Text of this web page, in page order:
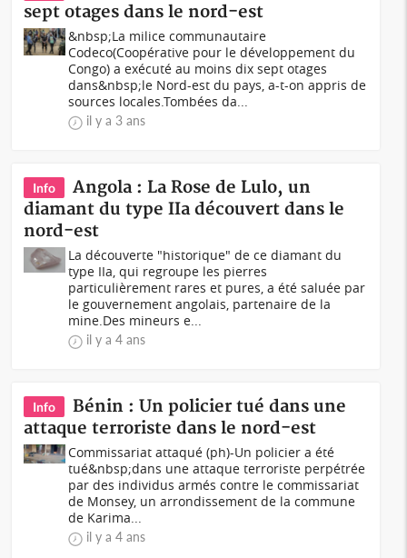
sept otages dans le nord-est
&nbsp;La milice communautaire
Codeco(Coopérative pour le développement du
Congo) a exécuté au moins dix sept otages
dans&nbsp;le Nord-est du pays, a-t-on appris de
sources locales.Tombées da...
il y a 3 ans
Info
Angola : La Rose de Lulo, un
diamant du type IIa découvert dans le
nord-est
La découverte "historique" de ce diamant du
type IIa, qui regroupe les pierres
particulièrement rares et pures, a été saluée par
le gouvernement angolais, partenaire de la
mine.Des mineurs e...
il y a 4 ans
Info
Bénin : Un policier tué dans une
attaque terroriste dans le nord-est
Commissariat attaqué (ph)-Un policier a été
tué&nbsp;dans une attaque terroriste perpétrée
par des individus armés contre le commissariat
de Monsey, un arrondissement de la commune
de Karima...
il y a 4 ans